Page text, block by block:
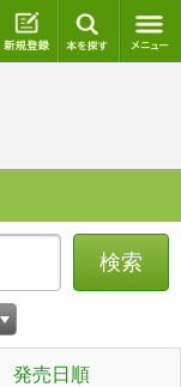
ログイン 新規登録
検索
発売日順